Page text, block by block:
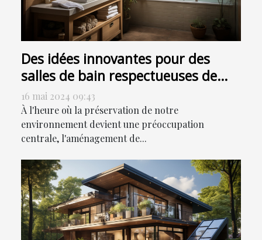
Des idées innovantes pour des
salles de bain respectueuses de
l'environnement
16 mai 2024 09:43
À l'heure où la préservation de notre
environnement devient une préoccupation
centrale, l'aménagement de...